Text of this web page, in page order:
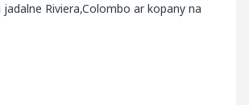
Riviera,Colombo ar kopany na